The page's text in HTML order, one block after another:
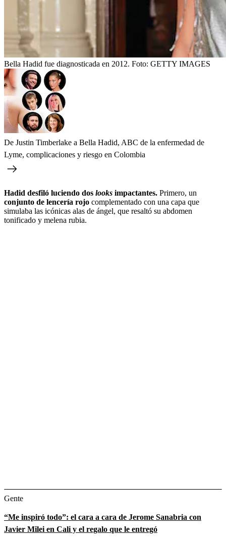
Bella Hadid fue diagnosticada en 2012. Foto: GETTY IMAGES
De Justin Timberlake a Bella Hadid, ABC de la enfermedad de
Lyme, complicaciones y riesgo en Colombia
Hadid desfiló luciendo dos looks impactantes. Primero, un
conjunto de lencería rojo complementado con una capa que
simulaba las icónicas alas de ángel, que resaltó su abdomen
tonificado y melena rubia.
Gente
“Me inspiró todo”: el cara a cara de Jerome Sanabria con
Javier Milei en Cali y el regalo que le entregó